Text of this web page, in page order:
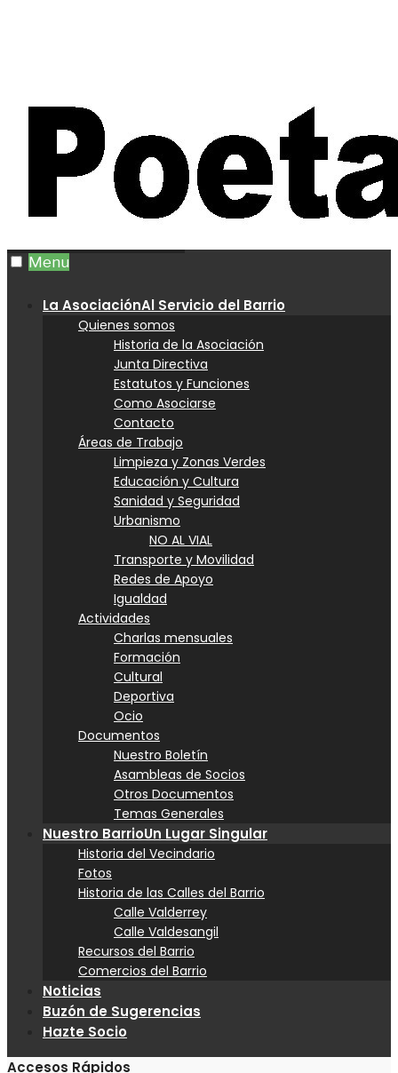
Menu
La AsociaciónAl Servicio del Barrio
Quienes somos
Historia de la Asociación
Junta Directiva
Estatutos y Funciones
Como Asociarse
Contacto
Áreas de Trabajo
Limpieza y Zonas Verdes
Educación y Cultura
Sanidad y Seguridad
Urbanismo
NO AL VIAL
Transporte y Movilidad
Redes de Apoyo
Igualdad
Actividades
Charlas mensuales
Formación
Cultural
Deportiva
Ocio
Documentos
Nuestro Boletín
Asambleas de Socios
Otros Documentos
Temas Generales
Nuestro BarrioUn Lugar Singular
Historia del Vecindario
Fotos
Historia de las Calles del Barrio
Calle Valderrey
Calle Valdesangil
Recursos del Barrio
Comercios del Barrio
Noticias
Buzón de Sugerencias
Hazte Socio
Accesos Rápidos